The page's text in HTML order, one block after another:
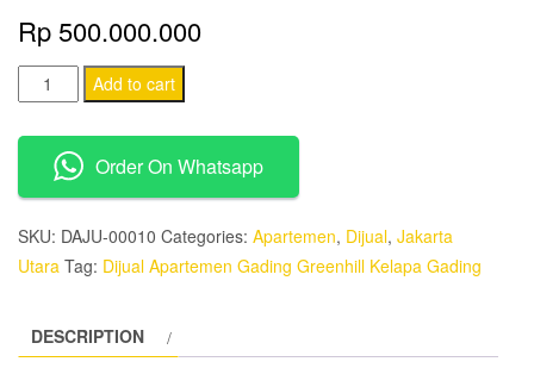
Rp 500.000.000
Dijual
Apartemen
Gading
Greenhill
Kelapa
Gading
quantity
Add to cart
Order On Whatsapp
SKU: DAJU-00010 Categories: Apartemen, Dijual, Jakarta
Utara Tag: Dijual Apartemen Gading Greenhill Kelapa Gading
DESCRIPTION